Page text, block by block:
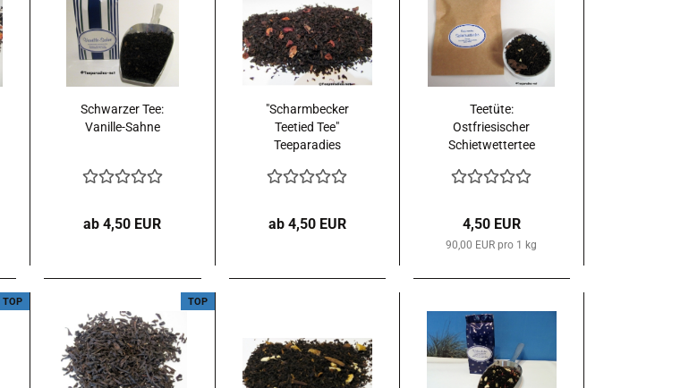
Schwarzer Tee:
Vanille-Sahne
ab 4,50 EUR
"Scharmbecker
Teetied Tee"
Teeparadies
ab 4,50 EUR
Teetüte:
Ostfriesischer
Schietwettertee
Ziptüte
4,50 EUR
90,00 EUR pro 1 kg
TOP TOP